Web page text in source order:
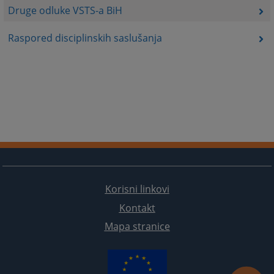
Druge odluke VSTS-a BiH
Raspored disciplinskih saslušanja
Korisni linkovi
Kontakt
Mapa stranice